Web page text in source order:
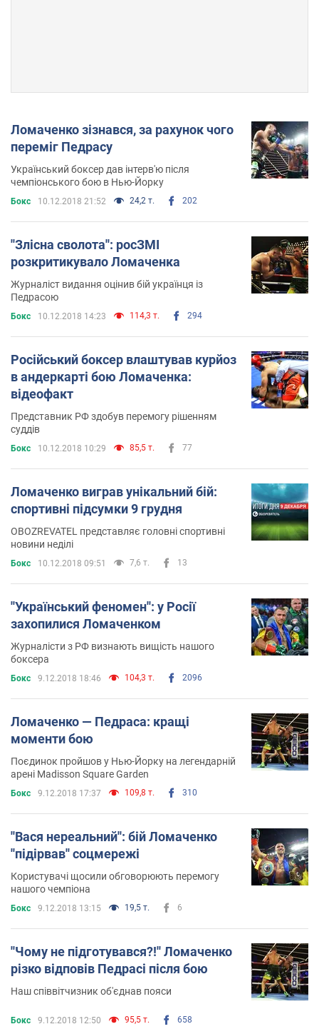
Ломаченко зізнався, за рахунок чого
переміг Педрасу
Український боксер дав інтерв'ю після
чемпіонського бою в Нью-Йорку
Бокс 10.12.2018 21:52 24,2 т. 202
''Злісна сволота'': росЗМІ
розкритикувало Ломаченка
Журналіст видання оцінив бій українця із
Педрасою
Бокс 10.12.2018 14:23 114,3 т. 294
Російський боксер влаштував курйоз
в андеркарті бою Ломаченка:
відеофакт
Представник РФ здобув перемогу рішенням
суддів
Бокс 10.12.2018 10:29 85,5 т. 77
Ломаченко виграв унікальний бій:
спортивні підсумки 9 грудня
OBOZREVATEL представляє головні спортивні
новини неділі
Бокс 10.12.2018 09:51 7,6 т. 13
''Український феномен'': у Росії
захопилися Ломаченком
Журналісти з РФ визнають вищість нашого
боксера
Бокс 9.12.2018 18:46 104,3 т. 2096
Ломаченко — Педраса: кращі
моменти бою
Поєдинок пройшов у Нью-Йорку на легендарній
арені Madisson Square Garden
Бокс 9.12.2018 17:37 109,8 т. 310
''Вася нереальний'': бій Ломаченко
''підірвав'' соцмережі
Користувачі щосили обговорюють перемогу
нашого чемпіона
Бокс 9.12.2018 13:15 19,5 т. 6
''Чому не підготувався?!'' Ломаченко
різко відповів Педрасі після бою
Наш співвітчизник об'єднав пояси
Бокс 9.12.2018 12:50 95,5 т. 658